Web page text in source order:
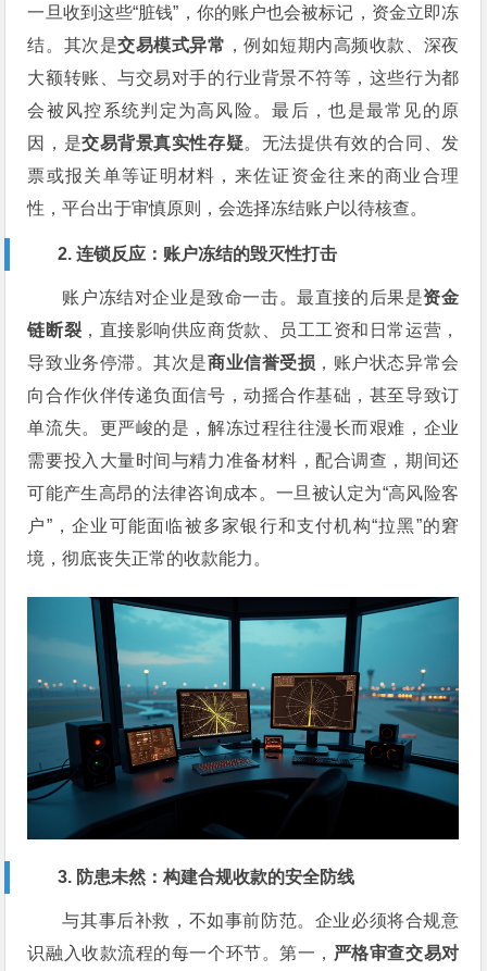
一旦收到这些“脏钱”，你的账户也会被标记，资金立即冻
结。其次是交易模式异常 ，例如短期内高频收款、深夜
大额转账、与交易对手的行业背景不符等，这些行为都
会被风控系统判定为高风险。最后，也是最常见的原
因，是交易背景真实性存疑。无法提供有效的合同、发
票或报关单等证明材料，来佐证资金往来的商业合理
性，平台出于审慎原则，会选择冻结账户以待核查。
2. 连锁反应：账户冻结的毁灭性打击
账户冻结对企业是致命一击。最直接的后果是资金
链断裂 ，直接影响供应商货款、员工工资和日常运营，
导致业务停滞。其次是商业信誉受损 ，账户状态异常会
向合作伙伴传递负面信号，动摇合作基础，甚至导致订
单流失。更严峻的是，解冻过程往往漫长而艰难，企业
需要投入大量时间与精力准备材料，配合调查，期间还
可能产生高昂的法律咨询成本。一旦被认定为“高风险客
户”，企业可能面临被多家银行和支付机构“拉黑”的窘
境，彻底丧失正常的收款能力。
3. 防患未然：构建合规收款的安全防线
与其事后补救，不如事前防范。企业必须将合规意
识融入收款流程的每一个环节。第一， 严格审查交易对